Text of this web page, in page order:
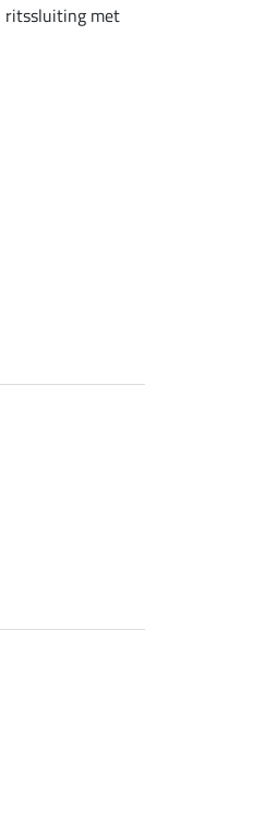
ritssluiting met